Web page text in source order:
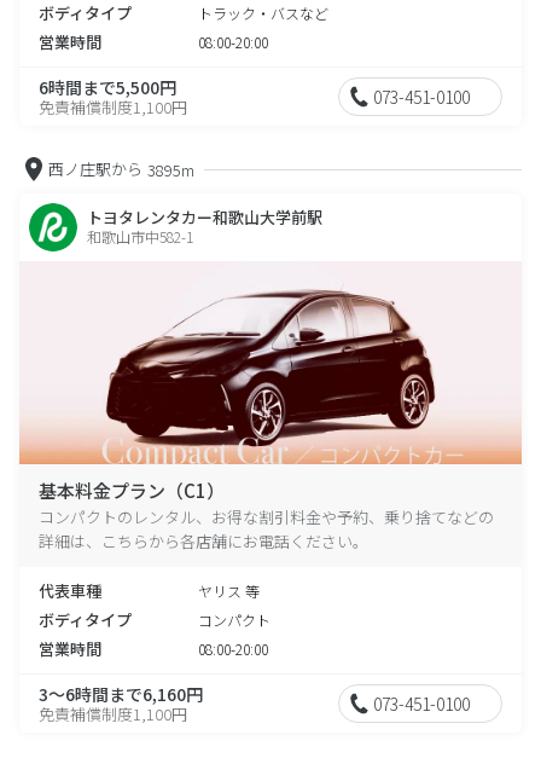
ボディタイプ トラック・バスなど
営業時間 08:00-20:00
6時間まで5,500円
免責補償制度1,100円 073-451-0100
西ノ庄駅から 3895m
トヨタレンタカー和歌山大学前駅
和歌山市中582-1
基本料金プラン（C1）
コンパクトのレンタル、お得な割引料金や予約、乗り捨てなどの
詳細は、こちらから各店舗にお電話ください。
代表車種 ヤリス 等
ボディタイプ コンパクト
営業時間 08:00-20:00
3～6時間まで6,160円
免責補償制度1,100円 073-451-0100